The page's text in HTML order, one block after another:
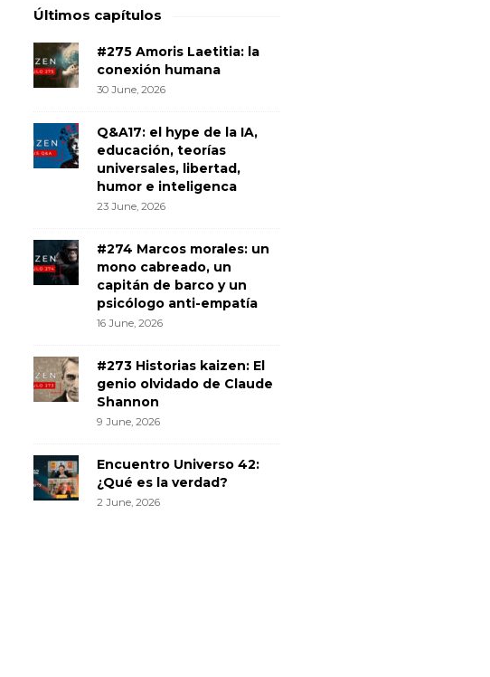
Últimos capítulos
#275 Amoris Laetitia: la
conexión humana
30 June, 2026
Q&A17: el hype de la IA,
educación, teorías
universales, libertad,
humor e inteligenca
23 June, 2026
#274 Marcos morales: un
mono cabreado, un
capitán de barco y un
psicólogo anti-empatía
16 June, 2026
#273 Historias kaizen: El
genio olvidado de Claude
Shannon
9 June, 2026
Encuentro Universo 42:
¿Qué es la verdad?
2 June, 2026